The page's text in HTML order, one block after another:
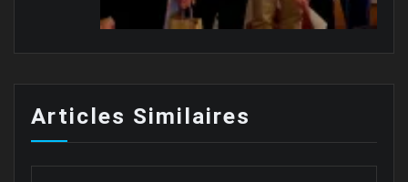
Articles Similaires